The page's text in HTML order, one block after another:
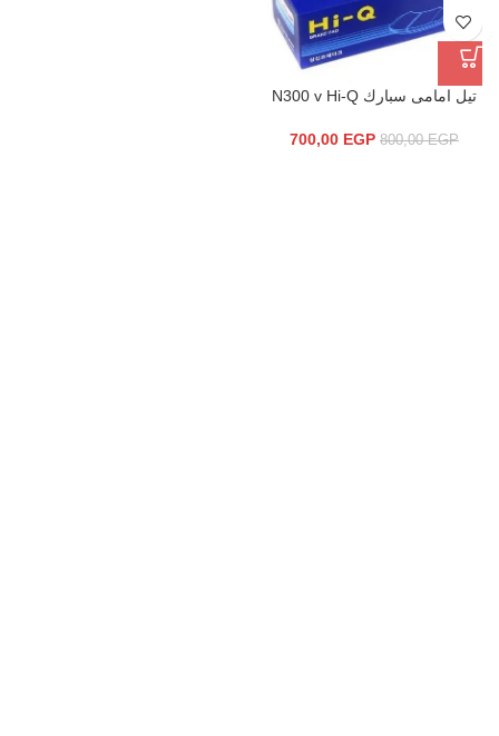
تيل امامى سبارك N300 v Hi-Q
800,00EGP
700,00 EGP